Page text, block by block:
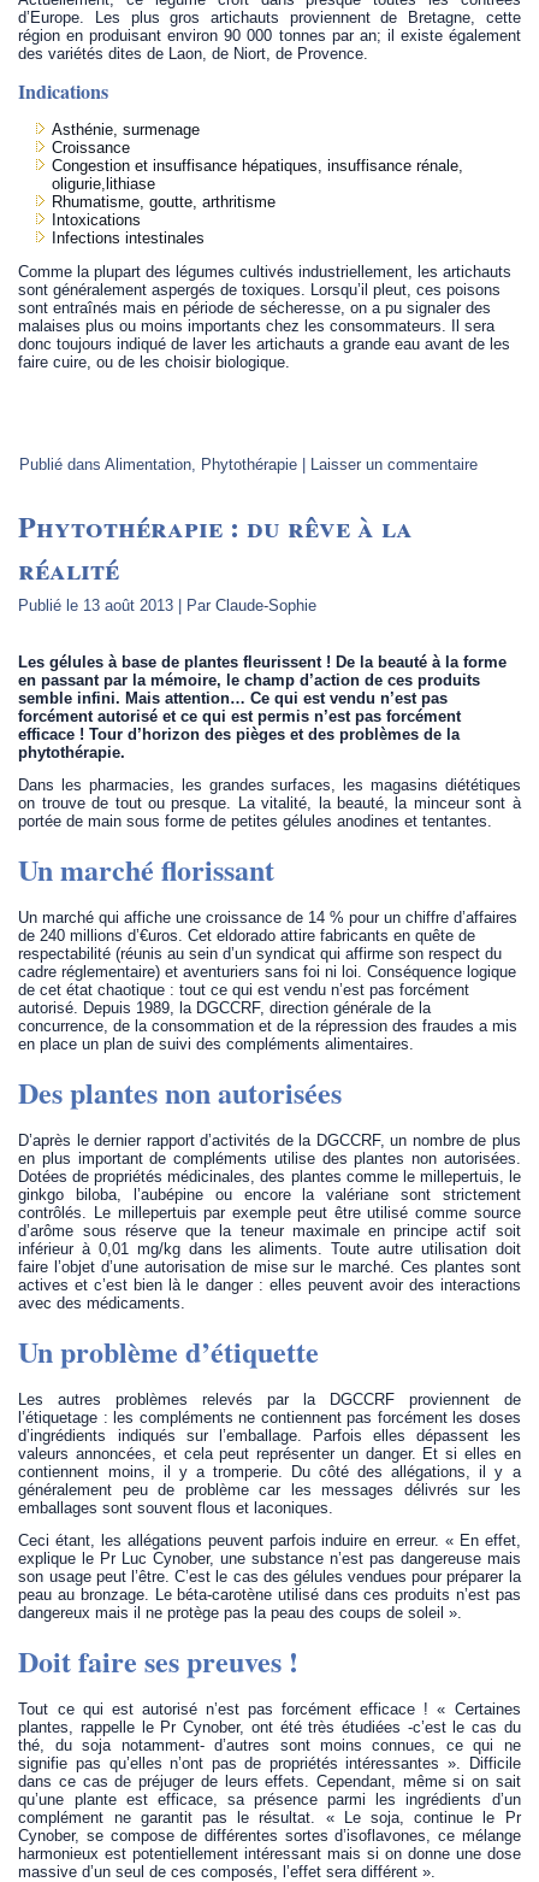
d’Europe. Les plus gros artichauts proviennent de Bretagne, cette
région en produisant environ 90 000 tonnes par an; il existe également
des variétés dites de Laon, de Niort, de Provence.
Indications
Asthénie, surmenage
Croissance
Congestion et insuffisance hépatiques, insuffisance rénale,
oligurie,lithiase
Rhumatisme, goutte, arthritisme
Intoxications
Infections intestinales
Comme la plupart des légumes cultivés industriellement, les artichauts
sont généralement aspergés de toxiques. Lorsqu’il pleut, ces poisons
sont entraînés mais en période de sécheresse, on a pu signaler des
malaises plus ou moins importants chez les consommateurs. Il sera
donc toujours indiqué de laver les artichauts a grande eau avant de les
faire cuire, ou de les choisir biologique.
Publié dans Alimentation Phytothérapie | Laisser un commentaire
Phytothérapie : du rêve à la
réalité
Publié le 13 août 2013 | Par Claude-Sophie
Les gélules à base de plantes fleurissent ! De la beauté à la forme
en passant par la mémoire, le champ d’action de ces produits
semble infini. Mais attention… Ce qui est vendu n’est pas
forcément autorisé et ce qui est permis n’est pas forcément
efficace ! Tour d’horizon des pièges et des problèmes de la
phytothérapie.
Dans les pharmacies, les grandes surfaces, les magasins diététiques
on trouve de tout ou presque. La vitalité, la beauté, la minceur sont à
portée de main sous forme de petites gélules anodines et tentantes.
Un marché florissant
Un marché qui affiche une croissance de 14 % pour un chiffre d’affaires
de 240 millions d’€uros. Cet eldorado attire fabricants en quête de
respectabilité (réunis au sein d’un syndicat qui affirme son respect du
cadre réglementaire) et aventuriers sans foi ni loi. Conséquence logique
de cet état chaotique : tout ce qui est vendu n’est pas forcément
autorisé. Depuis 1989, la DGCCRF, direction générale de la
concurrence, de la consommation et de la répression des fraudes a mis
en place un plan de suivi des compléments alimentaires.
Des plantes non autorisées
D’après le dernier rapport d’activités de la DGCCRF, un nombre de plus
en plus important de compléments utilise des plantes non autorisées.
Dotées de propriétés médicinales, des plantes comme le millepertuis, le
ginkgo biloba, l’aubépine ou encore la valériane sont strictement
contrôlés. Le millepertuis par exemple peut être utilisé comme source
d’arôme sous réserve que la teneur maximale en principe actif soit
inférieur à 0,01 mg/kg dans les aliments. Toute autre utilisation doit
faire l’objet d’une autorisation de mise sur le marché. Ces plantes sont
actives et c’est bien là le danger : elles peuvent avoir des interactions
avec des médicaments.
Un problème d’étiquette
Les autres problèmes relevés par la DGCCRF proviennent de
l’étiquetage : les compléments ne contiennent pas forcément les doses
d’ingrédients indiqués sur l’emballage. Parfois elles dépassent les
valeurs annoncées, et cela peut représenter un danger. Et si elles en
contiennent moins, il y a tromperie. Du côté des allégations, il y a
généralement peu de problème car les messages délivrés sur les
emballages sont souvent flous et laconiques.
Ceci étant, les allégations peuvent parfois induire en erreur. « En effet,
explique le Pr Luc Cynober, une substance n’est pas dangereuse mais
son usage peut l’être. C’est le cas des gélules vendues pour préparer la
peau au bronzage. Le béta-carotène utilisé dans ces produits n’est pas
dangereux mais il ne protège pas la peau des coups de soleil ».
Doit faire ses preuves !
Tout ce qui est autorisé n’est pas forcément efficace ! « Certaines
plantes, rappelle le Pr Cynober, ont été très étudiées -c’est le cas du
thé, du soja notamment- d’autres sont moins connues, ce qui ne
signifie pas qu’elles n’ont pas de propriétés intéressantes ». Difficile
dans ce cas de préjuger de leurs effets. Cependant, même si on sait
qu’une plante est efficace, sa présence parmi les ingrédients d’un
complément ne garantit pas le résultat. « Le soja, continue le Pr
Cynober, se compose de différentes sortes d’isoflavones, ce mélange
harmonieux est potentiellement intéressant mais si on donne une dose
massive d’un seul de ces composés, l’effet sera différent ».